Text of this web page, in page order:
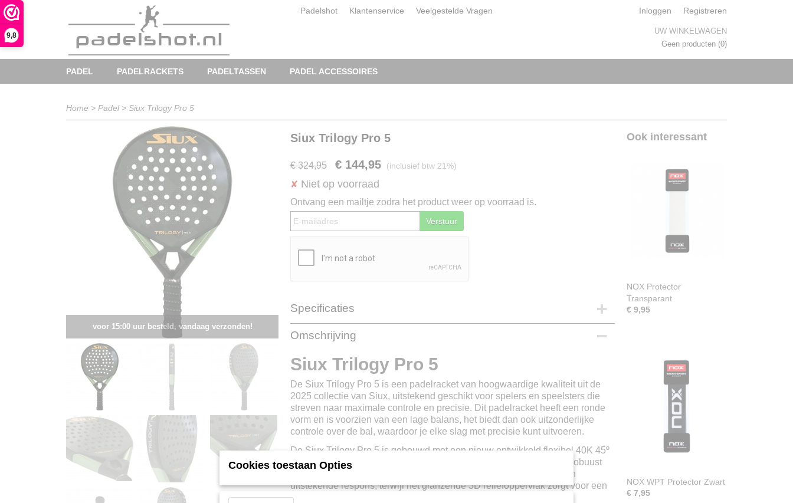
9,8
Padelshot Klantenservice Veelgestelde Vragen Inloggen Registreren
UW WINKELWAGEN
Geen producten (0)
PADEL PADELRACKETS PADELTASSEN PADEL ACCESSOIRES
Home > Padel> Siux Trilogy Pro 5
voor 15:00 uur besteld, vandaag verzonden!
Siux Trilogy Pro 5
€ 324,95 € 144,95 (inclusief btw 21%)
✘ Niet op voorraad
Ontvang een mailtje zodra het product weer op voorraad is.
Verstuur
Specificaties
Productcode
EAN code
Omschrijving
Siux Trilogy Pro 5
De Siux Trilogy Pro 5 is een padelracket van hoogwaardige kwaliteit uit de
2025 collectie van Siux, uitstekend geschikt voor spelers en speelsters die
streven naar maximale controle en precisie. Dit padelracket heeft een ronde
vorm en is voorzien van een lage balans, het biedt dan ook uitzonderlijke
controle over de bal, waardoor je elke slag met precisie kunt uitvoeren.
De Siux Trilogy Pro 5 is gebouwd met een nieuw ontwikkeld flexibel 40K 45º
Carbon en een frame van 3K carbon + Aramide, wat zorgt voor een robuust
maar lichtgewicht padelracket. De medium touch EVA kern geeft een
uitstekende respons, terwijl het glanzende 3D reliëfoppervlak zorgt voor een
extra spin en effect bij elke slag.
Ook interessant
NOX Protector
Transparant
€ 9,95
NOX WPT Protector Zwart
€ 7,95
Cookies toestaan Opties